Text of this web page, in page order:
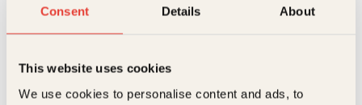
Consent Details About
This website uses cookies
We use cookies to personalise content and ads, to